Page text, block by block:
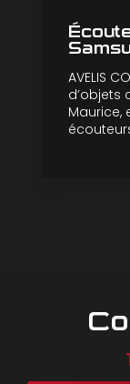
AVELIS
d’objets
Maurice,